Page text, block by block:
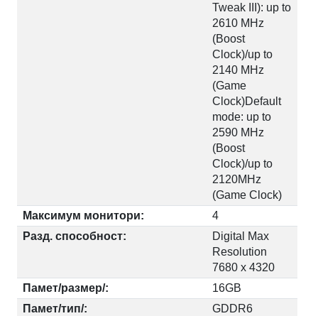
Tweak III): up to
2610 MHz
(Boost
Clock)/up to
2140 MHz
(Game
Clock)Default
mode: up to
2590 MHz
(Boost
Clock)/up to
2120MHz
(Game Clock)
Максимум монитори:
4
Разд. способност:
Digital Max
Resolution
7680 x 4320
Памет/размер/:
16GB
Памет/тип/:
GDDR6